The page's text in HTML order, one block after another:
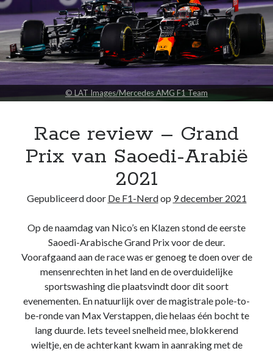
© LAT Images/Mercedes AMG F1 Team
Race review – Grand
Prix van Saoedi-Arabië
2021
Gepubliceerd door De F1-Nerdop 9 december 2021
Op de naamdag van Nico’s en Klazen stond de eerste
Saoedi-Arabische Grand Prix voor de deur.
Voorafgaand aan de race was er genoeg te doen over de
mensenrechten in het land en de overduidelijke
sportswashing die plaatsvindt door dit soort
evenementen. En natuurlijk over de magistrale pole-to-
be-ronde van Max Verstappen, die helaas één bocht te
lang duurde. Iets teveel snelheid mee, blokkerend
wieltje, en de achterkant kwam in aanraking met de